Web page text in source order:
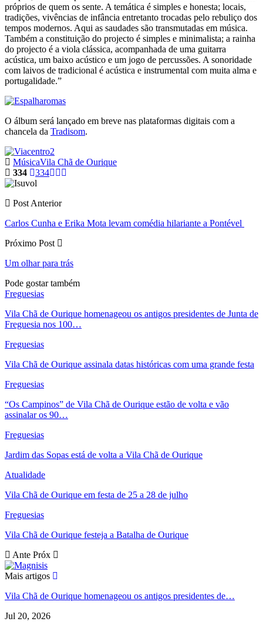
próprios de quem os sente. A temática é simples e honesta; locais,
tradições, vivências de infância entretanto trocadas pelo rebuliço dos
tempos modernos. Aqui as saudades são transmutadas em música.
Também a constituição do projecto é simples e minimalista; a rainha
do projecto é a viola clássica, acompanhada de uma guitarra
acústica, um baixo acústico e um jogo de percussões. A sonoridade
com laivos de tradicional é acústica e instrumental com muita alma e
portugalidade.”
O álbum será lançado em breve nas plataformas digitais com a
chancela da Tradisom.
MúsicaVila Chã de Ourique
334
334
Post Anterior
Carlos Cunha e Erika Mota levam comédia hilariante a Pontével
Próximo Post
Um olhar para trás
Pode gostar também
Freguesias
Vila Chã de Ourique homenageou os antigos presidentes de Junta de
Freguesia nos 100…
Freguesias
Vila Chã de Ourique assinala datas históricas com uma grande festa
Freguesias
“Os Campinos” de Vila Chã de Ourique estão de volta e vão
assinalar os 90…
Freguesias
Jardim das Sopas está de volta a Vila Chã de Ourique
Atualidade
Vila Chã de Ourique em festa de 25 a 28 de julho
Freguesias
Vila Chã de Ourique festeja a Batalha de Ourique
Ante Próx
Mais artigos
Vila Chã de Ourique homenageou os antigos presidentes de…
Jul 20, 2026